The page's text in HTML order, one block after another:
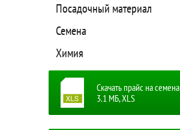
Посадочный материал
Семена
Химия
Скачать прайс на семена
3.1 MБ, XLS